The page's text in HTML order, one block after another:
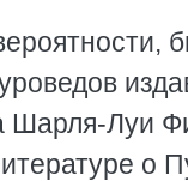
Шарля-Луи
о